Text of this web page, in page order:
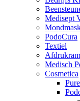
Medisept
PodoCura
Textiel
Medisch
Cosmetica